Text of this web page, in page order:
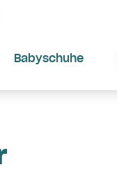
Babyschuhe